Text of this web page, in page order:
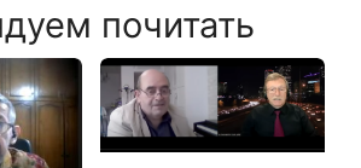
почитать